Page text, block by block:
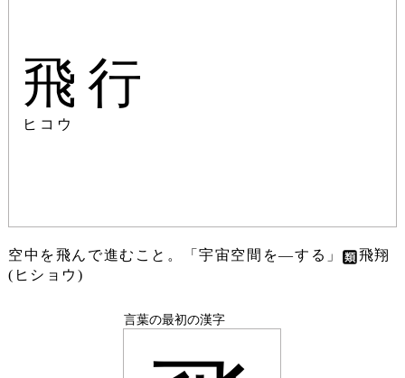
飛行
ヒコウ
空中を飛んで進むこと。「宇宙空間を―する」
飛翔
(ヒショウ)
言葉の最初の漢字